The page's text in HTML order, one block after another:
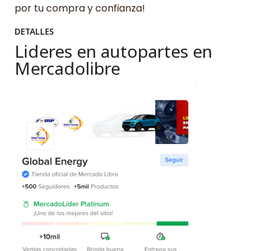
por tu compra y confianza!
DETALLES
Lideres en autopartes en
Mercadolibre